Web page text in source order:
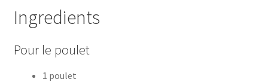
Ingredients
Pour le poulet
1 poulet